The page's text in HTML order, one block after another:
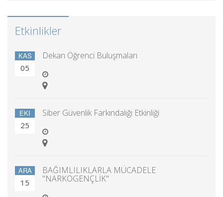
Etkinlikler
KAS
05
Dekan Öğrenci Buluşmaları
EKI
25
Siber Güvenlik Farkındalığı Etkinliği
ARA
15
BAĞIMLILIKLARLA MÜCADELE
"NARKOGENÇLİK"